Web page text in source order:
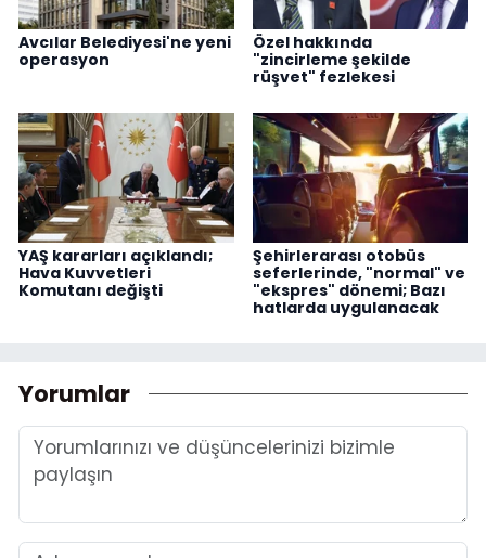
Avcılar Belediyesi'ne yeni
operasyon
Özel hakkında
"zincirleme şekilde
rüşvet" fezlekesi
YAŞ kararları açıklandı;
Hava Kuvvetleri
Komutanı değişti
Şehirlerarası otobüs
seferlerinde, "normal" ve
"ekspres" dönemi; Bazı
hatlarda uygulanacak
Yorumlar